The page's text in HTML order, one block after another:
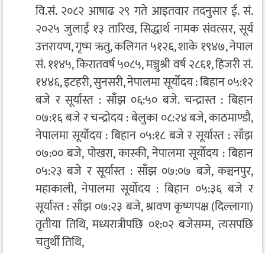
वि.सं. २०८२ आषाढ २९ गते आइतवार तदनुसार ई. सं.
२०२५ जुलाई १३ तारिख, सिद्धार्थ नामक संवत्सर, सूर्य
उत्तरायण, गृष्म ऋतु, कलिगत ५१२६, शाके १९४७, नेपाल
सं. ११४५, किरातवर्ष ५०८५, मञ्जुश्री वर्ष २८६१, हिजरी सं.
१४४६, इटहरी, सुनसरी, नेपालमा सूर्योदय : बिहान ०५:१२
बजे र सूर्यास्त : साँझ ०६:५० बजे. चन्द्रास्त : बिहान
०७:१६ बजे र चन्द्रोदय : बेलुका ०८:२४ बजे, काठमाण्डौ,
नेपालमा सूर्योदय : बिहान ०५:१८ बजे र सूर्यास्त : साँझ
०७:०० बजे, पोखरा, कास्की, नेपालमा सूर्योदय : बिहान
०५:२३ बजे र सूर्यास्त : साँझ ०७:०७ बजे, कञ्चनपुर,
महाकाली, नेपालमा सूर्योदय : बिहान ०५:३६ बजे र
सूर्यास्त : साँझ ०७:२३ बजे, श्रावण कृष्णपक्ष (दिल्लागा)
तृतीया तिथि, मध्यरात्रीपछि ०१:०२ बजेसम्म, त्यसपछि
चतुर्थी तिथि,